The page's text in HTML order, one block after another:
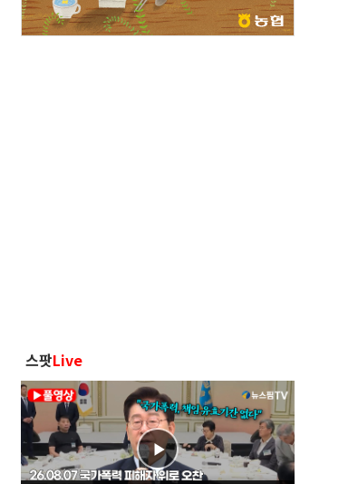
스팟Live